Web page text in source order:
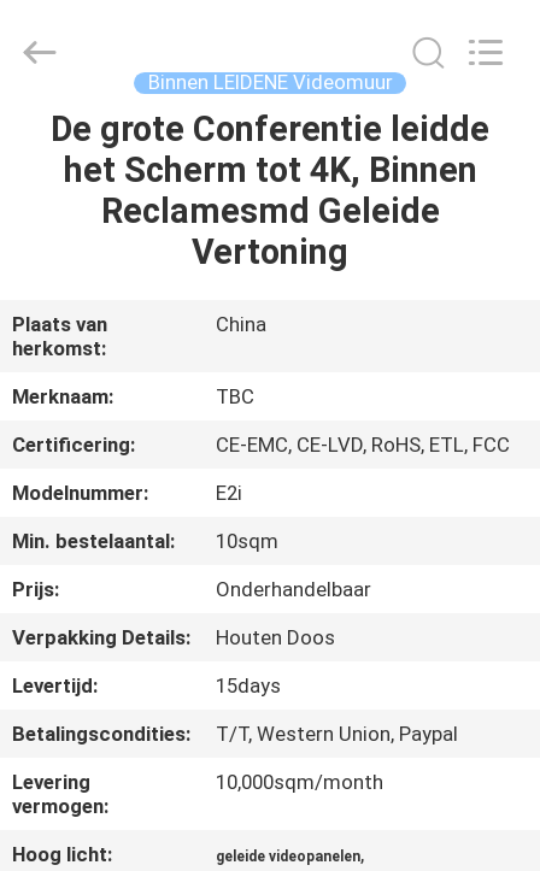
HUIS
PRODUCTEN
SHOW
ONGEVEER
ONS
KWALITEITSCONTROLE
NIEUWS
SITEMAP
PRIVACYBELEID
Limited.
Binnen LEIDENE Videomuur
De grote Conferentie leidde
het Scherm tot 4K, Binnen
Reclamesmd Geleide
Vertoning
Plaats van
herkomst:
China
Merknaam:
TBC
Certificering:
CE-EMC, CE-LVD, RoHS, ETL, FCC
Modelnummer:
E2i
Min. bestelaantal:
10sqm
Prijs:
Onderhandelbaar
Verpakking Details:
Houten Doos
Levertijd:
15days
Betalingscondities:
T/T, Western Union, Paypal
Levering
vermogen:
10,000sqm/month
Hoog licht: geleide videopanelen,